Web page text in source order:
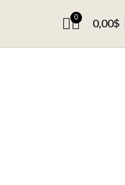
0 0,00$